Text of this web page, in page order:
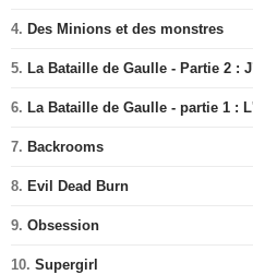
4. Des Minions et des monstres
5. La Bataille de Gaulle - Partie 2 :
6. La Bataille de Gaulle - partie 1 :
7. Backrooms
8. Evil Dead Burn
9. Obsession
10. Supergirl